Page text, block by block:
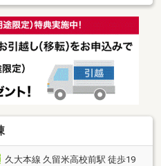
久大本線 久留米高校前駅 徒歩19